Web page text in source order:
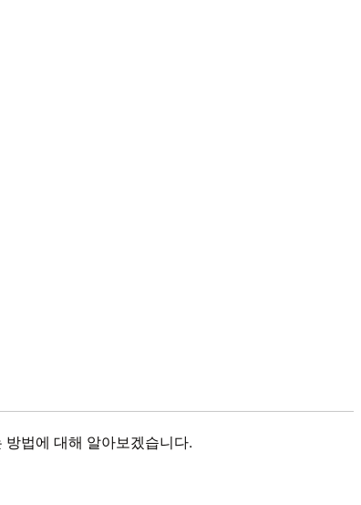
법에 대해 알아보겠습니다.